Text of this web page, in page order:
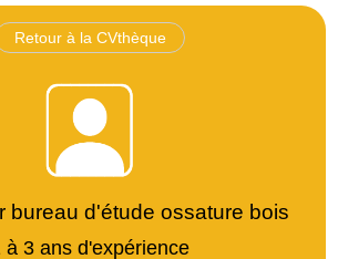
Retour à la CVthèque
bureau d'étude ossature bois
à 3 ans d'expérience